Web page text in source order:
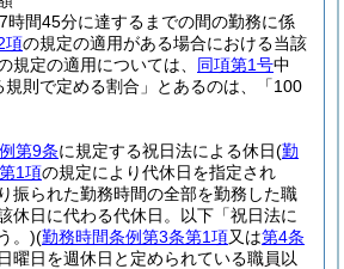
時間45分に達するまでの間の勤務に係
項の規定の適用がある場合における当該
規定の適用については、 同項第1号中
規則で定める割合」とあるのは、「100
第9条に規定する祝日法による休日(勤
1項の規定により代休日を指定され
振られた勤務時間の全部を勤務した職
休日に代わる代休日。以下「祝日法に
。)(勤務時間条例第3条第1項又は第4条
曜日を週休日と定められている職員以